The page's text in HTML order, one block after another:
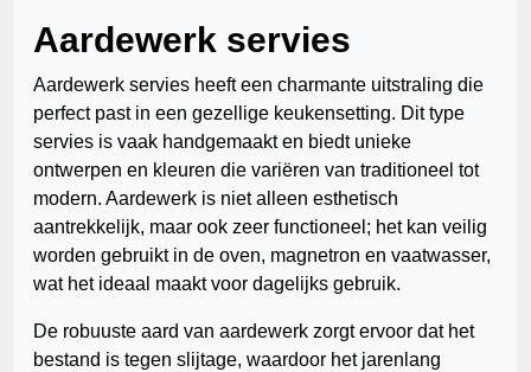
Aardewerk servies
Aardewerk servies heeft een charmante uitstraling die
perfect past in een gezellige keukensetting. Dit type
servies is vaak handgemaakt en biedt unieke
ontwerpen en kleuren die variëren van traditioneel tot
modern. Aardewerk is niet alleen esthetisch
aantrekkelijk, maar ook zeer functioneel; het kan veilig
worden gebruikt in de oven, magnetron en vaatwasser,
wat het ideaal maakt voor dagelijks gebruik.
De robuuste aard van aardewerk zorgt ervoor dat het
bestand is tegen slijtage, waardoor het jarenlang